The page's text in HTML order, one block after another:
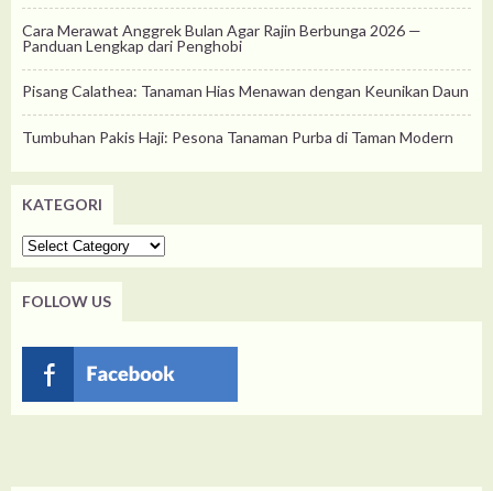
Cara Merawat Anggrek Bulan Agar Rajin Berbunga 2026 —
Panduan Lengkap dari Penghobi
Pisang Calathea: Tanaman Hias Menawan dengan Keunikan Daun
Tumbuhan Pakis Haji: Pesona Tanaman Purba di Taman Modern
KATEGORI
Kategori
FOLLOW US